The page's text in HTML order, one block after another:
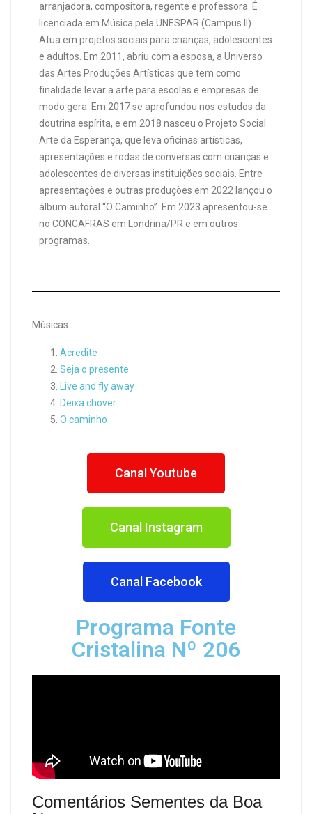
arranjadora, compositora, regente e professora. É
licenciada em Música pela UNESPAR (Campus II).
Atua em projetos sociais para crianças, adolescentes
e adultos. Em 2011, abriu com a esposa, a Universo
das Artes Produções Artísticas que tem como
finalidade levar a arte para escolas e empresas de
modo gera. Em 2017 se aprofundou nos estudos da
doutrina espírita, e em 2018 nasceu o Projeto Social
Arte da Esperança, que leva oficinas artísticas,
apresentações e rodas de conversas com crianças e
adolescentes de diversas instituições sociais. Entre
apresentações e outras produções em 2022 lançou o
álbum autoral “O Caminho”. Em 2023 apresentou-se
no CONCAFRAS em Londrina/PR e em outros
programas.
Músicas
Acredite
Seja o presente
Live and fly away
Deixa chover
O caminho
Canal Youtube
Canal Instagram
Canal Facebook
Programa Fonte
Cristalina Nº 206
Comentários Sementes da Boa